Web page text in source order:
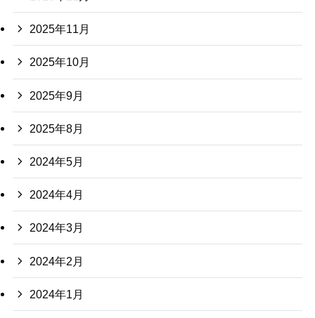
2025年11月
2025年10月
2025年9月
2025年8月
2024年5月
2024年4月
2024年3月
2024年2月
2024年1月